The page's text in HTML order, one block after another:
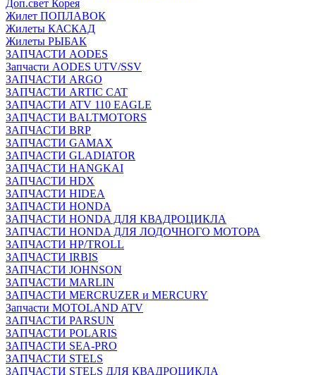
Доп.свет Корея
Жилет ПОПЛАВОК
Жилеты КАСКАД
Жилеты РЫБАК
ЗАПЧАСТИ AODES
Запчасти AODES UTV/SSV
ЗАПЧАСТИ ARGO
ЗАПЧАСТИ ARTIC CAT
ЗАПЧАСТИ ATV 110 EAGLE
ЗАПЧАСТИ BALTMOTORS
ЗАПЧАСТИ BRP
ЗАПЧАСТИ GAMAX
ЗАПЧАСТИ GLADIATOR
ЗАПЧАСТИ HANGKAI
ЗАПЧАСТИ HDX
ЗАПЧАСТИ HIDEA
ЗАПЧАСТИ HONDA
ЗАПЧАСТИ HONDA ДЛЯ КВАДРОЦИКЛА
ЗАПЧАСТИ HONDA ДЛЯ ЛОДОЧНОГО МОТОРА
ЗАПЧАСТИ HP/TROLL
ЗАПЧАСТИ IRBIS
ЗАПЧАСТИ JOHNSON
ЗАПЧАСТИ MARLIN
ЗАПЧАСТИ MERCRUZER и MERCURY
Запчасти MOTOLAND ATV
ЗАПЧАСТИ PARSUN
ЗАПЧАСТИ POLARIS
ЗАПЧАСТИ SEA-PRO
ЗАПЧАСТИ STELS
ЗАПЧАСТИ STELS ДЛЯ КВАДРОЦИКЛА